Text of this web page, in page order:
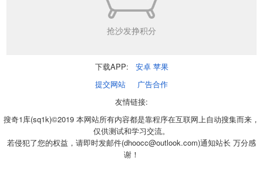
抢沙发挣积分
下载APP: 安卓 苹果
提交网站
广告合作
友情链接:
搜奇1库(sq1k)©2019 本网站所有内容都是靠程序在互联网上自动搜集而来，
仅供测试和学习交流。
若侵犯了您的权益，请即时发邮件(dhoocc@outlook.com)通知站长 万分感
谢！